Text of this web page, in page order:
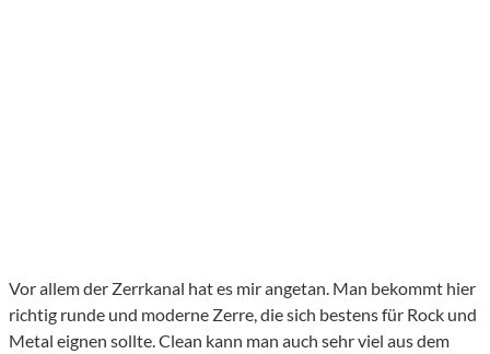
Vor allem der Zerrkanal hat es mir angetan. Man bekommt hier
richtig runde und moderne Zerre, die sich bestens für Rock und
Metal eignen sollte. Clean kann man auch sehr viel aus dem